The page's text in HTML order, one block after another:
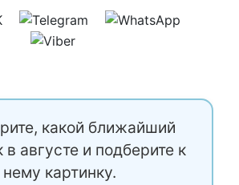
какой ближайший
в августе и подберите к
нему картинку.